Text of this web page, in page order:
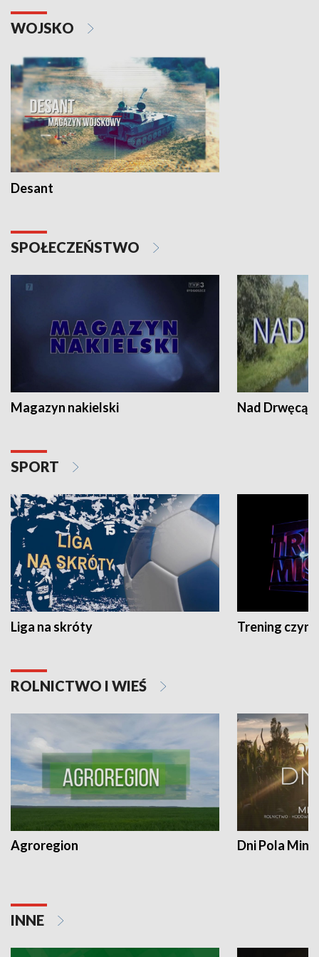
WOJSKO
Desant
SPOŁECZEŃSTWO
Magazyn nakielski Nad Drwęcą
SPORT
Liga na skróty Trening czyni
ROLNICTWO I WIEŚ
Agroregion Dni Pola
INNE